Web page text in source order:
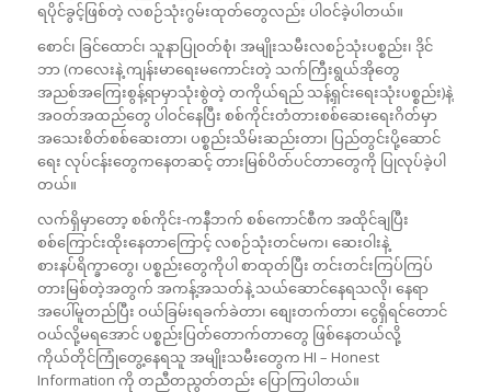
ရပိုင်ခွင့်ဖြစ်တဲ့ လစဉ်သုံးဂွမ်းထုတ်တွေလည်း ပါဝင်ခဲ့ပါတယ်။
စောင်၊ ခြင်ထောင်၊ သူနာပြုဝတ်စုံ၊ အမျိုးသမီးလစဉ်သုံးပစ္စည်း၊ ဒိုင်
ဘာ (ကလေးနဲ့ ကျန်းမာရေးမကောင်းတဲ့ သက်ကြီးရွယ်အိုတွေ
အညစ်အကြေးစွန့်ရာမှာသုံးစွဲတဲ့ တကိုယ်ရည် သန့်ရှင်းရေးသုံးပစ္စည်း)နဲ့
အဝတ်အထည်တွေ ပါဝင်နေပြီး စစ်ကိုင်းတံတားစစ်ဆေးရေးဂိတ်မှာ
အသေးစိတ်စစ်ဆေးတာ၊ ပစ္စည်းသိမ်းဆည်းတာ၊ ပြည်တွင်းပို့ဆောင်
ရေး လုပ်ငန်းတွေကနေတဆင့် တားမြစ်ပိတ်ပင်တာတွေကို ပြုလုပ်ခဲ့ပါ
တယ်။
လက်ရှိမှာတော့ စစ်ကိုင်း-ကနီဘက် စစ်ကောင်စီက အထိုင်ချပြီး
စစ်ကြောင်းထိုးနေတာကြောင့် လစဉ်သုံးတင်မက၊ ဆေးဝါးနဲ့
စားနပ်ရိက္ခာတွေ၊ ပစ္စည်းတွေကိုပါ စာထုတ်ပြီး တင်းတင်းကြပ်ကြပ်
တားမြစ်တဲ့အတွက် အကန့်အသတ်နဲ့ သယ်ဆောင်နေရသလို၊ နေရာ
အပေါ်မူတည်ပြီး ဝယ်ခြမ်းရခက်ခဲတာ၊ စျေးတက်တာ၊ ငွေရှိရင်တောင်
ဝယ်လို့မရအောင် ပစ္စည်းပြတ်တောက်တာတွေ ဖြစ်နေတယ်လို့
ကိုယ်တိုင်ကြုံတွေ့နေရသူ အမျိုးသမီးတွေက HI – Honest
Information ကို တညီတညွတ်တည်း ပြောကြပါတယ်။